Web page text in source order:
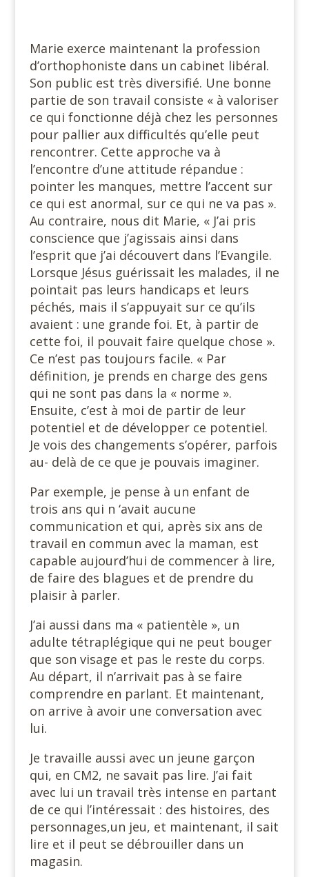
Marie exerce maintenant la profession
d’orthophoniste dans un cabinet libéral.
Son public est très diversifié. Une bonne
partie de son travail consiste « à valoriser
ce qui fonctionne déjà chez les personnes
pour pallier aux difficultés qu’elle peut
rencontrer. Cette approche va à
l’encontre d’une attitude répandue :
pointer les manques, mettre l’accent sur
ce qui est anormal, sur ce qui ne va pas ».
Au contraire, nous dit Marie, « J’ai pris
conscience que j’agissais ainsi dans
l’esprit que j’ai découvert dans l’Evangile.
Lorsque Jésus guérissait les malades, il ne
pointait pas leurs handicaps et leurs
péchés, mais il s’appuyait sur ce qu’ils
avaient : une grande foi. Et, à partir de
cette foi, il pouvait faire quelque chose ».
Ce n’est pas toujours facile. « Par
définition, je prends en charge des gens
qui ne sont pas dans la « norme ».
Ensuite, c’est à moi de partir de leur
potentiel et de développer ce potentiel.
Je vois des changements s’opérer, parfois
au- delà de ce que je pouvais imaginer.
Par exemple, je pense à un enfant de
trois ans qui n ‘avait aucune
communication et qui, après six ans de
travail en commun avec la maman, est
capable aujourd’hui de commencer à lire,
de faire des blagues et de prendre du
plaisir à parler.
J’ai aussi dans ma « patientèle », un
adulte tétraplégique qui ne peut bouger
que son visage et pas le reste du corps.
Au départ, il n’arrivait pas à se faire
comprendre en parlant. Et maintenant,
on arrive à avoir une conversation avec
lui.
Je travaille aussi avec un jeune garçon
qui, en CM2, ne savait pas lire. J’ai fait
avec lui un travail très intense en partant
de ce qui l’intéressait : des histoires, des
personnages,un jeu, et maintenant, il sait
lire et il peut se débrouiller dans un
magasin.